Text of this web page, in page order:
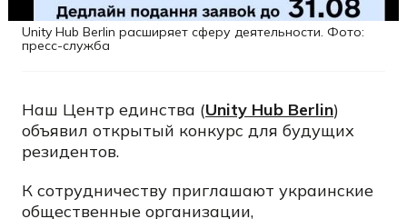
Unity Hub Berlin расширяет сферу деятельности. Фото:
пресс-служба
Наш Центр единства (Unity Hub Berlin)
объявил открытый конкурс для будущих
резидентов.
К сотрудничеству приглашают украинские
общественные организации,